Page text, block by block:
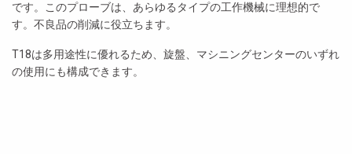
です。このプローブは、あらゆるタイプの工作機械に理想的で
す。不良品の削減に役立ちます。
T18は多用途性に優れるため、旋盤、マシニングセンターのいずれ
の使用にも構成できます。
한국어 (Korean)
未登録の場合、無料でご登録いただけます。
こちらをクリック